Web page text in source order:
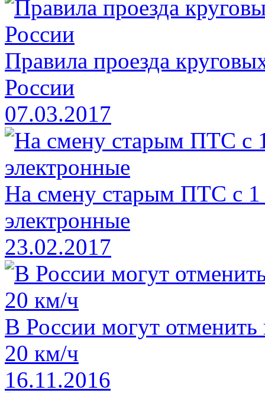
Правила проезда
России
07.03.2017
На смену старым ПТС с 1
электронные
23.02.2017
В России могут
20 км/ч
16.11.2016